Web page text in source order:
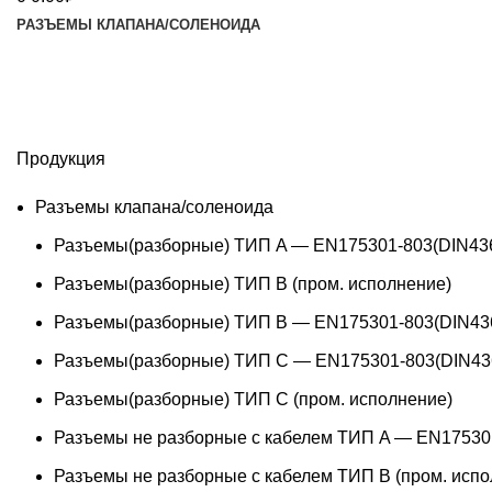
РАЗЪЕМЫ КЛАПАНА/СОЛЕНОИДА
Продукция
Разъемы клапана/соленоида
Разъемы(разборные) ТИП A — EN175301-
Разъемы(разборные) ТИП В (пром. исполнение)
Разъемы(разборные) ТИП B — EN175301-
Разъемы(разборные) ТИП C — EN175301-
Разъемы(разборные) ТИП С (пром. исполнение)
Разъемы не разборные с кабелем ТИП A —
Разъемы не разборные с кабелем ТИП B (пром.